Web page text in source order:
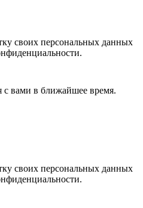
своих персональных данных
.
вами в ближайшее время.
своих персональных данных
.